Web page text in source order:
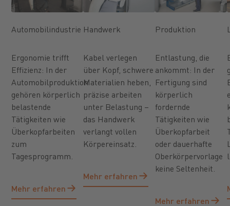
Automobilindustrie
Ergonomie trifft
Effizienz: In der
Automobilproduktion
gehören körperlich
belastende
Tätigkeiten wie
Überkopfarbeiten
zum
Tagesprogramm.
Mehr erfahren
Mehr erfahren
Handwerk
Kabel verlegen
über Kopf, schwere
Materialien heben,
präzise arbeiten
unter Belastung –
das Handwerk
verlangt vollen
Körpereinsatz.
Mehr erfahren
Mehr erfahren
Produktion
Entlastung, die
ankommt: In der
Fertigung sind
körperlich
fordernde
Tätigkeiten wie
Überkopfarbeit
oder dauerhafte
Oberkörpervorlage
keine Seltenheit.
Mehr erfahren
Mehr erfahren